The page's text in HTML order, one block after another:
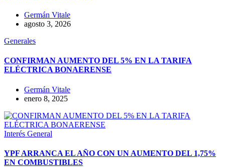
Germán Vitale
agosto 3, 2026
Generales
CONFIRMAN AUMENTO DEL 5% EN LA TARIFA
ELÉCTRICA BONAERENSE
Germán Vitale
enero 8, 2025
Interés General
YPF ARRANCA EL AÑO CON UN AUMENTO DEL 1,75%
EN COMBUSTIBLES